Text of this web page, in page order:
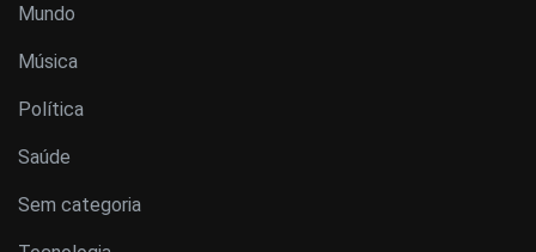
Mundo
Música
Política
Saúde
Sem categoria